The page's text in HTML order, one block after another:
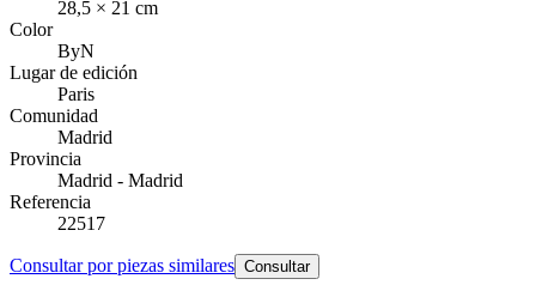
28,5 × 21 cm
Color
ByN
Lugar de edición
Paris
Comunidad
Madrid
Provincia
Madrid - Madrid
Referencia
22517
Consultar por piezas similares Consultar